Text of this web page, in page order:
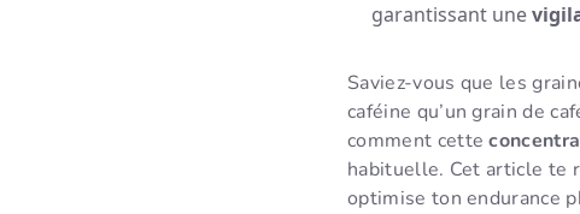
garantissant une
Saviez-vous que les
caféine qu’un grain de
comment cette
habituelle. Cet article te
optimise ton endurance